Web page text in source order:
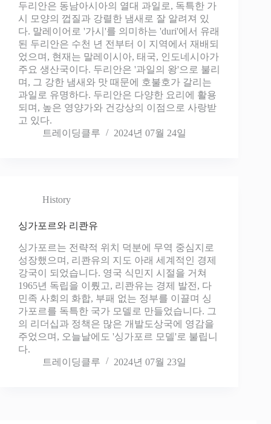
두리안은 동남아시아의 열대 과일로, 독특한 가
시 모양의 껍질과 강렬한 냄새로 잘 알려져 있
다. 말레이어로 '가시'를 의미하는 'duri'에서 유래
된 두리안은 수천 년 전부터 이 지역에서 재배되
었으며, 현재는 말레이시아, 태국, 인도네시아가
주요 생산국이다. 두리안은 '과일의 왕'으로 불리
며, 그 강한 냄새와 맛 때문에 호불호가 갈리는
과일로 유명하다. 두리안은 다양한 요리에 활용
되며, 높은 영양가와 건강상의 이점으로 사랑받
고 있다.
트레이딩클루
2024년 07월 24일
History
싱가포르와 리콴유
싱가포르는 전략적 위치 덕분에 무역 중심지로
성장했으며, 리콴유의 지도 아래 세계적인 경제
강국이 되었습니다. 영국 식민지 시절을 거쳐
1965년 독립을 이뤘고, 리콴유는 경제 발전, 다
민족 사회의 화합, 부패 없는 정부를 이끌며 싱
가포르를 독특한 국가 모델로 만들었습니다. 그
의 리더십과 정책은 많은 개발도상국에 영감을
주었으며, 오늘날에도 '싱가포르 모델'로 불립니
다.
트레이딩클루
2024년 07월 23일